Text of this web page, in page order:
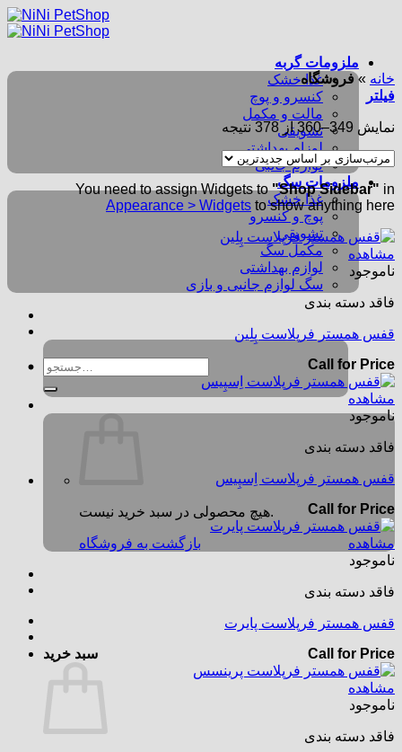
ملزومات گربه
غذا خشک
کنسرو و پوچ
مالت و مکمل
تشویقی
لوزام بهداشتی
لوازم جانبی
ملزومات سگ
غذا خشک
پوچ و کنسرو
تشویقی
مکمل سگ
لوازم بهداشتی
سگ لوازم جانبی و بازی
جستجو
هیچ محصولی در سبد خرید نیست.
بازگشت به فروشگاه
سبد خرید
خانه » فروشگاه
فیلتر
نمایش 349–360 از 378 نتیجه
جدیدترین
You need to assign Widgets to"Shop Sidebar" in
Appearance > Widgets to show anything here
مشاهده
ناموجود
فاقد دسته بندی
قفس همستر فرپلاست پِلِین
Call for Price
مشاهده
ناموجود
فاقد دسته بندی
قفس همستر فرپلاست اِسپِیس
Call for Price
مشاهده
ناموجود
فاقد دسته بندی
قفس همستر فرپلاست پایرت
Call for Price
مشاهده
ناموجود
فاقد دسته بندی